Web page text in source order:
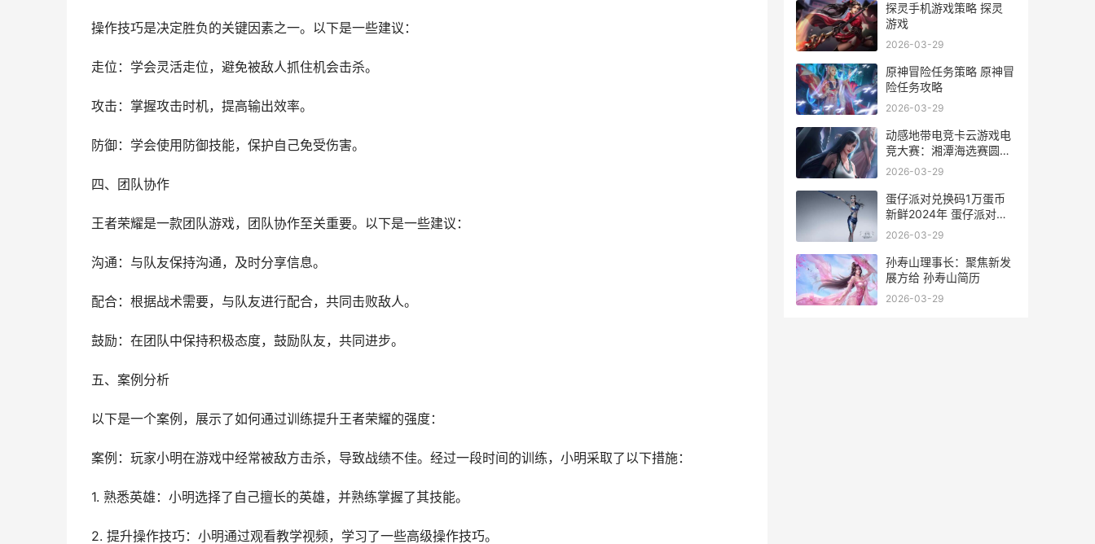
操作技巧是决定胜负的关键因素之一。以下是一些建议：
走位：学会灵活走位，避免被敌人抓住机会击杀。
攻击：掌握攻击时机，提高输出效率。
防御：学会使用防御技能，保护自己免受伤害。
四、团队协作
王者荣耀是一款团队游戏，团队协作至关重要。以下是一些建议：
沟通：与队友保持沟通，及时分享信息。
配合：根据战术需要，与队友进行配合，共同击败敌人。
鼓励：在团队中保持积极态度，鼓励队友，共同进步。
五、案例分析
以下是一个案例，展示了如何通过训练提升王者荣耀的强度：
案例：玩家小明在游戏中经常被敌方击杀，导致战绩不佳。经过一段时间的训练，小明采取了以下措施：
1. 熟悉英雄：小明选择了自己擅长的英雄，并熟练掌握了其技能。
2. 提升操作技巧：小明通过观看教学视频，学习了一些高级操作技巧。
探灵手机游戏策略 探灵
游戏
2026-03-29
原神冒险任务策略 原神冒
险任务攻略
2026-03-29
动感地带电竞卡云游戏电
竞大赛：湘潭海选赛圆满
落幕 动感地带品牌下的所
2026-03-29
蛋仔派对兑换码1万蛋币
新鲜2024年 蛋仔派对兑
换码10000蛋币
2026-03-29
孙寿山理事长：聚焦新发
展方给 孙寿山简历
2026-03-29